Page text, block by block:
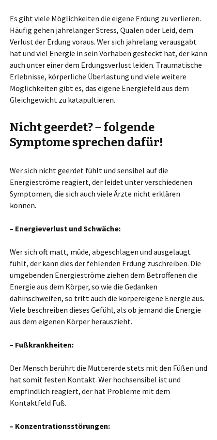
Es gibt viele Möglichkeiten die eigene Erdung zu verlieren.
Häufig gehen jahrelanger Stress, Qualen oder Leid, dem
Verlust der Erdung voraus. Wer sich jahrelang verausgabt
hat und viel Energie in sein Vorhaben gesteckt hat, der kann
auch unter einer dem Erdungsverlust leiden. Traumatische
Erlebnisse, körperliche Überlastung und viele weitere
Möglichkeiten gibt es, das eigene Energiefeld aus dem
Gleichgewicht zu katapultieren.
Nicht geerdet? – folgende
Symptome sprechen dafür!
Wer sich nicht geerdet fühlt und sensibel auf die
Energieströme reagiert, der leidet unter verschiedenen
Symptomen, die sich auch viele Ärzte nicht erklären
können.
– Energieverlust und Schwäche:
Wer sich oft matt, müde, abgeschlagen und ausgelaugt
fühlt, der kann dies der fehlenden Erdung zuschreiben. Die
umgebenden Energieströme ziehen dem Betroffenen die
Energie aus dem Körper, so wie die Gedanken
dahinschweifen, so tritt auch die körpereigene Energie aus.
Viele beschreiben dieses Gefühl, als ob jemand die Energie
aus dem eigenen Körper herauszieht.
– Fußkrankheiten:
Der Mensch berührt die Muttererde stets mit den Füßen und
hat somit festen Kontakt. Wer hochsensibel ist und
empfindlich reagiert, der hat Probleme mit dem
Kontaktfeld Fuß.
– Konzentrationsstörungen: